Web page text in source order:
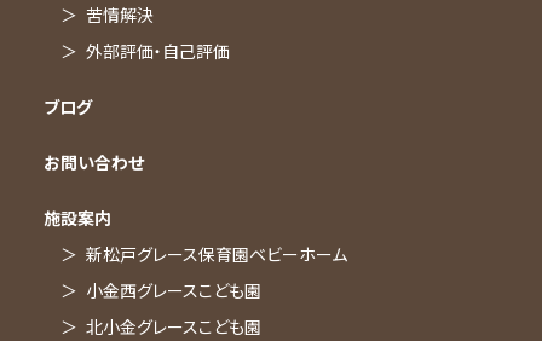
交通アクセス
園からのお知らせ
苦情解決
外部評価・自己評価
ブログ
お問い合わせ
施設案内
新松戸グレース保育園ベビーホーム
小金西グレースこども園
北小金グレースこども園